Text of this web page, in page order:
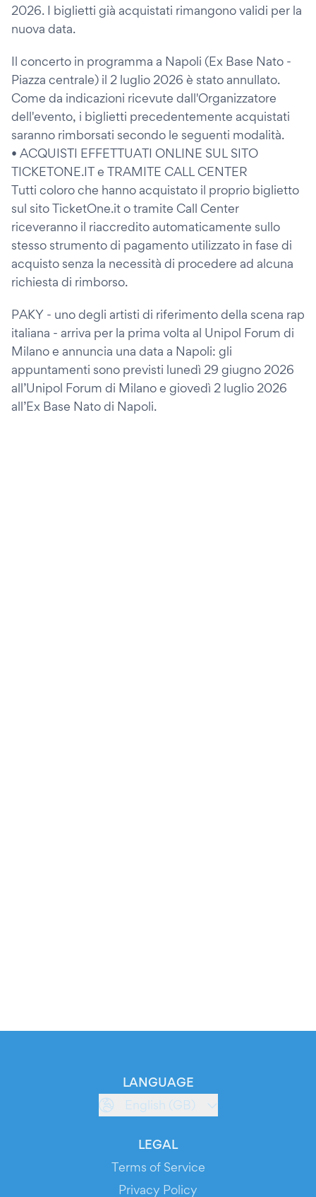
2026. I biglietti già acquistati rimangono validi per la
nuova data.
Il concerto in programma a Napoli (Ex Base Nato -
Piazza centrale) il 2 luglio 2026 è stato annullato.
Come da indicazioni ricevute dall'Organizzatore
dell'evento, i biglietti precedentemente acquistati
saranno rimborsati secondo le seguenti modalità.
• ACQUISTI EFFETTUATI ONLINE SUL SITO
TICKETONE.IT e TRAMITE CALL CENTER
Tutti coloro che hanno acquistato il proprio biglietto
sul sito TicketOne.it o tramite Call Center
riceveranno il riaccredito automaticamente sullo
stesso strumento di pagamento utilizzato in fase di
acquisto senza la necessità di procedere ad alcuna
richiesta di rimborso.
PAKY - uno degli artisti di riferimento della scena rap
italiana - arriva per la prima volta al Unipol Forum di
Milano e annuncia una data a Napoli: gli
appuntamenti sono previsti lunedì 29 giugno 2026
all’Unipol Forum di Milano e giovedì 2 luglio 2026
all’Ex Base Nato di Napoli.
LANGUAGE
English (GB)
LEGAL
Terms of Service
Privacy Policy